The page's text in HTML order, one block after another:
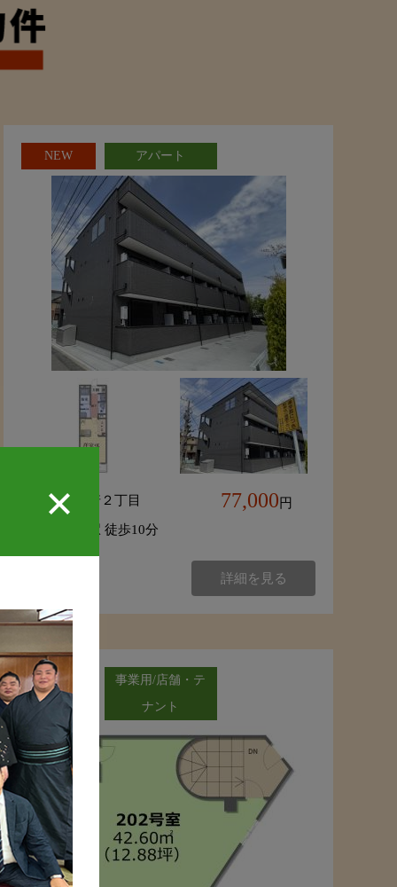
NEW アパート
習志野市藤崎２丁目 77,000円
「津田沼」駅 徒歩10分
詳細を見る
NEW
事業用/店舗・テ
ナント